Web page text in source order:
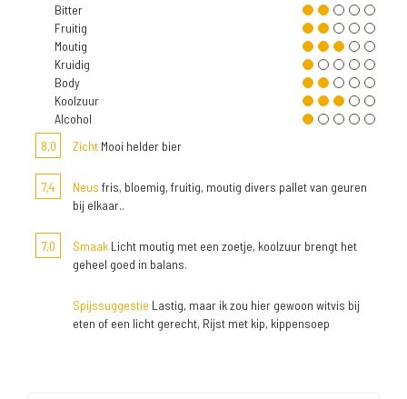
Bitter
Fruitig
Moutig
Kruidig
Body
Koolzuur
Alcohol
8,0
Zicht Mooi helder bier
7,4 Neus fris, bloemig, fruitig, moutig divers pallet van geuren
bij elkaar..
7,0 Smaak Licht moutig met een zoetje, koolzuur brengt het
geheel goed in balans.
Spijssuggestie Lastig, maar ik zou hier gewoon witvis bij
eten of een licht gerecht, Rijst met kip, kippensoep